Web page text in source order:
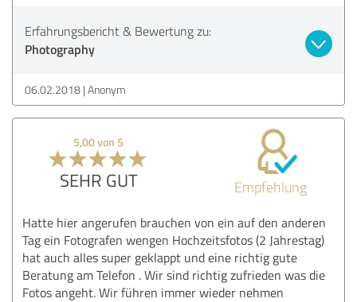
Erfahrungsbericht & Bewertung zu:
Photography
06.02.2018 Anonym
5,00 von 5
SEHR GUT Empfehlung
Hatte hier angerufen brauchen von ein auf den anderen
Tag ein Fotografen wengen Hochzeitsfotos (2 Jahrestag)
hat auch alles super geklappt und eine richtig gute
Beratung am Telefon . Wir sind richtig zufrieden was die
Fotos angeht. Wir führen immer wieder nehmen